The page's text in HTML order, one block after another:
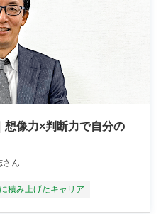
想像力×判断力で自分の
さん
積み上げたキャリア